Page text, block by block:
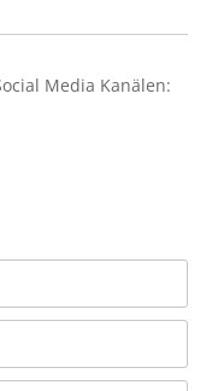
Media Kanälen: